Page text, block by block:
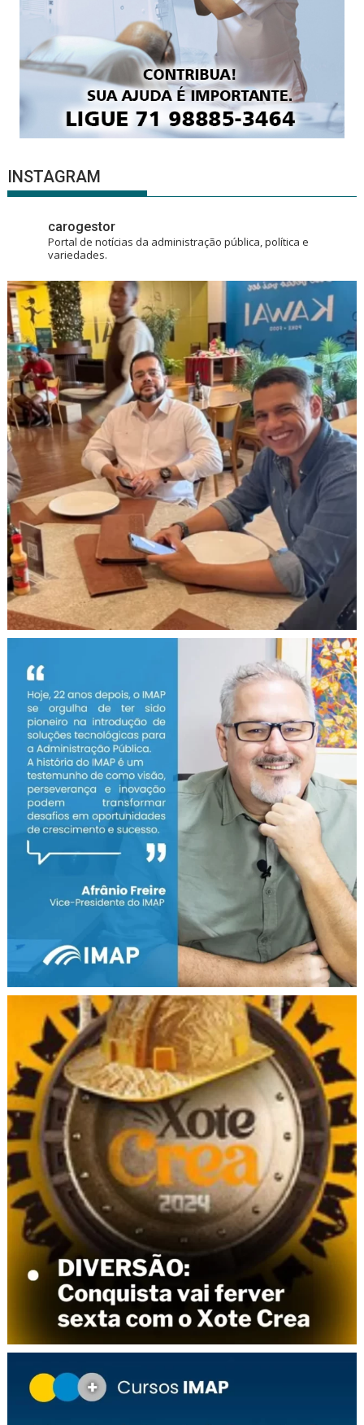
INSTAGRAM
carogestor
Portal de notícias da administração pública, política e
variedades.